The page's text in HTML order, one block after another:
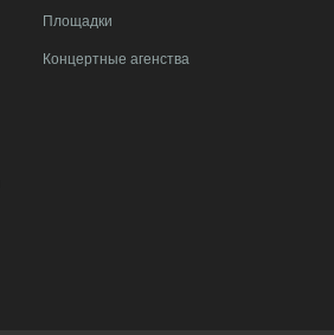
Площадки
Концертные агенства